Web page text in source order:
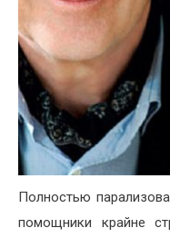
Полностью
помощники крайне